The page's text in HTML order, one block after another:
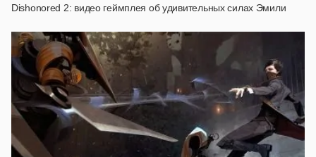
Dishonored 2: видео геймплея об удивительных силах Эмили